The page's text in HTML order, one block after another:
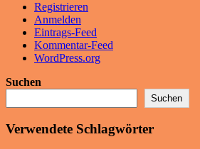
Registrieren
Anmelden
Eintrags-Feed
Kommentar-Feed
WordPress.org
Suchen
Suchen
Verwendete Schlagwörter